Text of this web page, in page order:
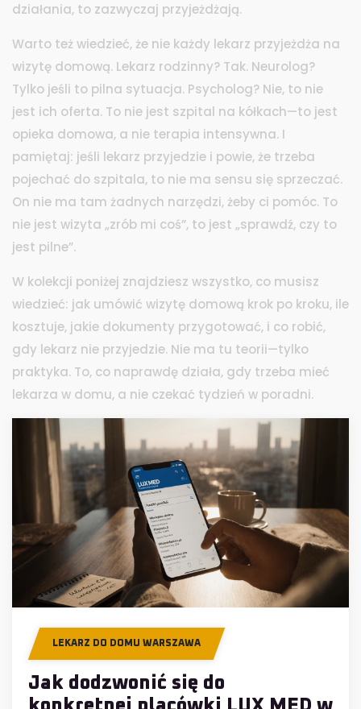
działania, to zazwyczaj przyjeżdżają.
Warto też wiedzieć, że nie każdy lekarz przyjeżdża na
wizytę domową. Lekarz rodzinny? Tak. Neurolog?
Tylko jeśli to pilna sytuacja. Psycholog? Nie, to nie
jest ich oferta. To nie jest szpital na kółkach—to jest
opieka domowa, a nie terapia intensywna. I
pamiętaj: jeśli lekarz przyjedzie i powie, że trzeba
pojechać do szpitala, to nie ma sensu się sprzeczać.
On nie ma tam żadnych narzędzi, żeby ci pomóc. To
nie jest wizyta „zrób mi coś”, to jest „sprawdź, czy to
jest pilne”.
W kolekcji poniżej znajdziesz wszystko, co musisz
wiedzieć: jak umówić wizytę domową krok po kroku, ile
kosztuje, jakie dokumenty przygotować, i co robić,
gdy lekarz nie przyjedzie. Nie ma tu teorii—tylko
praktyka. To, co naprawdę działa, gdy trzeba mieć
lekarza w domu, a nie czekać tydzień w poradni.
LEKARZ DO DOMU WARSZAWA
Jak dodzwonić się do